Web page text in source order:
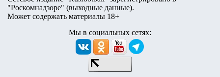
"Роскомнадзоре" (выходные данные).
Может содержать материалы 18+
Мы в социальных сетях: